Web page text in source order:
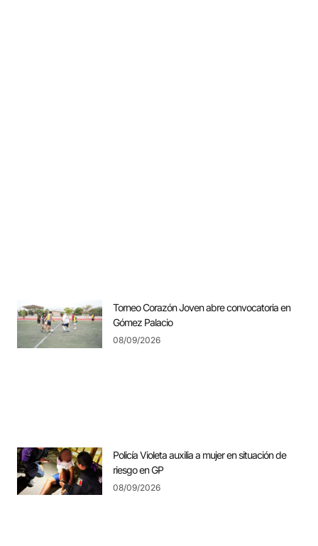
Torneo Corazón Joven abre convocatoria en
Gómez Palacio
08/09/2026
Policía Violeta auxilia a mujer en situación de
riesgo en GP
08/09/2026